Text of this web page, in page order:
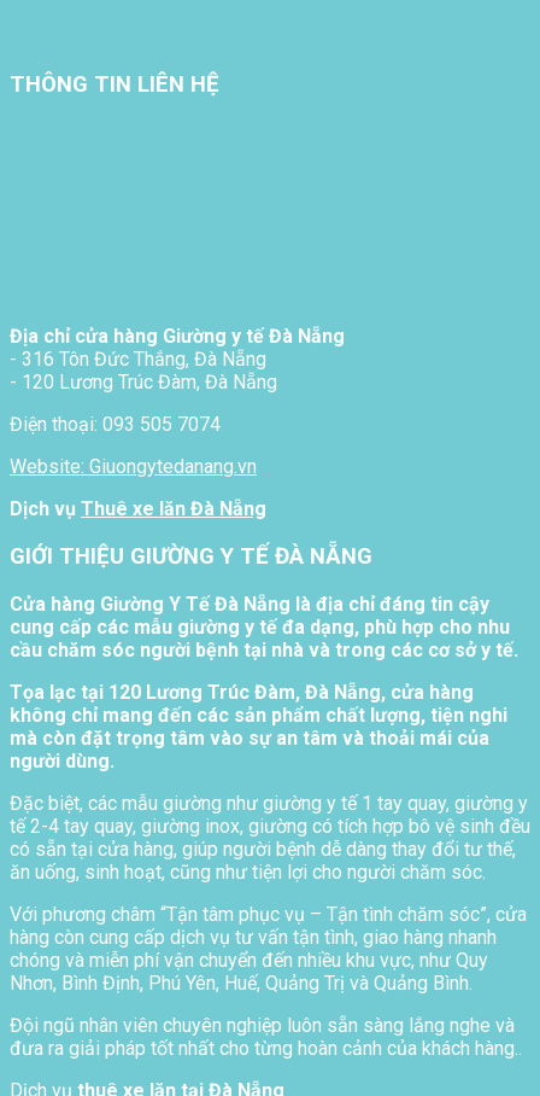
THÔNG TIN LIÊN HỆ
Địa chỉ cửa hàng Giường y tế Đà Nẵng
- 316 Tôn Đức Thắng, Đà Nẵng
- 120 Lương Trúc Đàm, Đà Nẵng
Điện thoại: 093 505 7074
Website: Giuongytedanang.vn
Dịch vụ Thuê xe lăn Đà Nẵng
GIỚI THIỆU GIƯỜNG Y TẾ ĐÀ NẴNG
Cửa hàng Giường Y Tế Đà Nẵng là địa chỉ đáng tin cậy
cung cấp các mẫu giường y tế đa dạng, phù hợp cho nhu
cầu chăm sóc người bệnh tại nhà và trong các cơ sở y tế.
Tọa lạc tại 120 Lương Trúc Đàm, Đà Nẵng, cửa hàng
không chỉ mang đến các sản phẩm chất lượng, tiện nghi
mà còn đặt trọng tâm vào sự an tâm và thoải mái của
người dùng.
Đặc biệt, các mẫu giường như giường y tế 1 tay quay, giường y
tế 2-4 tay quay, giường inox, giường có tích hợp bô vệ sinh đều
có sẵn tại cửa hàng, giúp người bệnh dễ dàng thay đổi tư thế,
ăn uống, sinh hoạt, cũng như tiện lợi cho người chăm sóc.
Với phương châm “Tận tâm phục vụ – Tận tình chăm sóc”, cửa
hàng còn cung cấp dịch vụ tư vấn tận tình, giao hàng nhanh
chóng và miễn phí vận chuyển đến nhiều khu vực, như Quy
Nhơn, Bình Định, Phú Yên, Huế, Quảng Trị và Quảng Bình.
Đội ngũ nhân viên chuyên nghiệp luôn sẵn sàng lắng nghe và
đưa ra giải pháp tốt nhất cho từng hoàn cảnh của khách hàng..
Dịch vụ thuê xe lăn tại Đà Nẵng